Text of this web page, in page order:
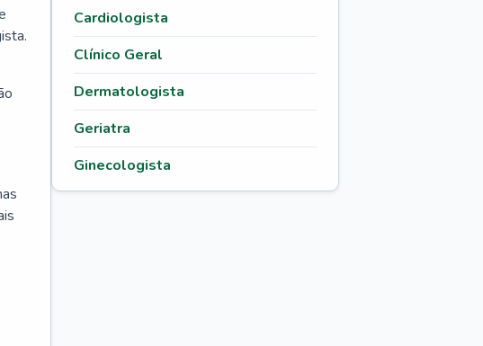
Cardiologista
Clínico Geral
Dermatologista
Geriatra
Ginecologista